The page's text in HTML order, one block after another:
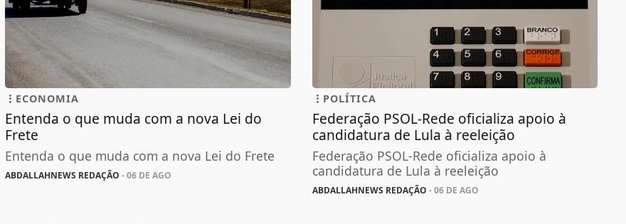
ECONOMIA
Entenda o que muda com a nova Lei do
Frete
Entenda o que muda com a nova Lei do Frete
ABDALLAHNEWS REDAÇÃO - 06 DE AGO
POLÍTICA
Federação PSOL-Rede oficializa apoio à
candidatura de Lula à reeleição
Federação PSOL-Rede oficializa apoio à
candidatura de Lula à reeleição
ABDALLAHNEWS REDAÇÃO - 06 DE AGO